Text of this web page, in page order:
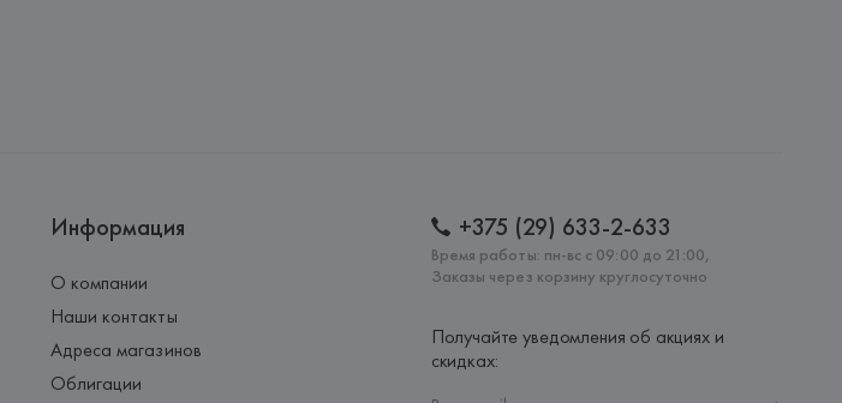
Информация
О компании
Наши контакты
Адреса магазинов
Облигации
+375 (29) 633-2-633
Время работы: пн-вс с 09:00 до 21:00,
Заказы через корзину круглосуточно
Получайте уведомления об акциях и
скидках: